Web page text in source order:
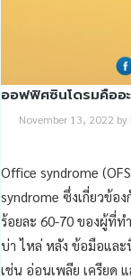
ออฟฟิศซินโดรมคืออ
November 13, 2022 by
Office syndrome
syndrome ซึ่งเกี่ยวข้อ
ร้อยละ 60-70 ของผู้ที่
บ่า ไหล่ หลัง ข้อมือแล
เช่น อ่อนเพลีย เครียด